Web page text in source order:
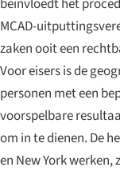
MCAD-
zaken ooit een
Voor eisers is de
personen met een
voorspelbare
om in te dienen. De
en New York